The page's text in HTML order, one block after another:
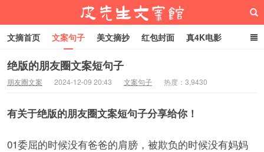
文摘首页 文案句子 美文摘抄 红包封面 真4K电影
网络热梗 恋爱家庭 微信头像
绝版的朋友圈文案短句子
朋友圈文案 2024-12-09 20:43 文案句子 热度：3,9430
有关于绝版的朋友圈文案短句子分享给你！
01委屈的时候没有爸爸的肩膀，被欺负的时候没有妈妈